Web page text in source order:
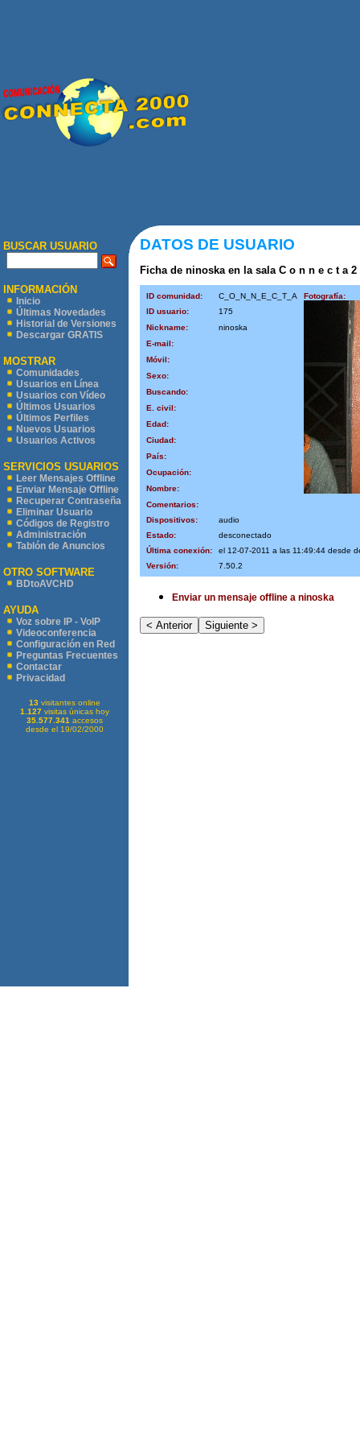
BUSCAR USUARIO
INFORMACIÓN
Inicio
Últimas Novedades
Historial de Versiones
Descargar GRATIS
MOSTRAR
Comunidades
Usuarios en Línea
Usuarios con Vídeo
Últimos Usuarios
Últimos Perfiles
Nuevos Usuarios
Usuarios Activos
SERVICIOS USUARIOS
Leer Mensajes Offline
Enviar Mensaje Offline
Recuperar Contraseña
Eliminar Usuario
Códigos de Registro
Administración
Tablón de Anuncios
OTRO SOFTWARE
BDtoAVCHD
AYUDA
Voz sobre IP - VoIP
Videoconferencia
Configuración en Red
Preguntas Frecuentes
Contactar
Privacidad
13 visitantes online
1.127visitas únicas hoy
35.577.341 accesos
desde el 19/02/2000
DATOS DE USUARIO
Ficha de ninoska en la sala C o n n e c t a 2
ID comunidad: C_O_N_N_E_C_T_A
Fotografía:
ID usuario:
175
Nickname:
ninoska
E-mail:
Móvil:
Sexo:
Buscando:
E. civil:
Edad:
Ciudad:
País:
Ocupación:
Nombre:
Comentarios:
Dispositivos:
audio
Estado:
desconectado
Última conexión:
el 12-07-2011 a las 11:49:44 desde
Versión:
7.50.2
Enviar un mensaje offline a ninoska